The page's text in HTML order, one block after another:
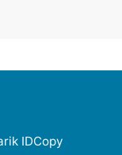
IDCopy